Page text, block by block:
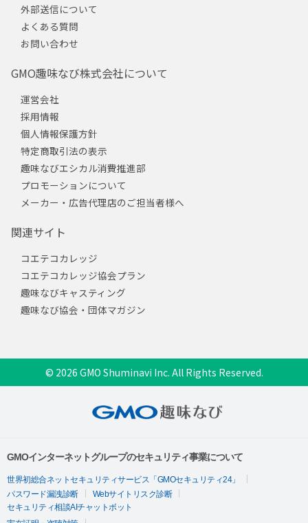
外部送信について
よくある質問
お問い合わせ
GMO趣味なび株式会社について
運営会社
採用情報
個人情報保護方針
特定商取引法の表示
趣味なびエシカル消費推進部
プロモーションについて
メーカー・広告代理店のご担当者様へ
関連サイト
コエテコカレッジ
コエテコカレッジ協会プラン
趣味なびキャスティング
趣味なび協会・団体マガジン
© 2026 GMO Shuminavi Inc. All Rights Reserved.